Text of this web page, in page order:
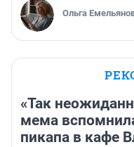
Ольга
«Так
мема
пикапа в кафе